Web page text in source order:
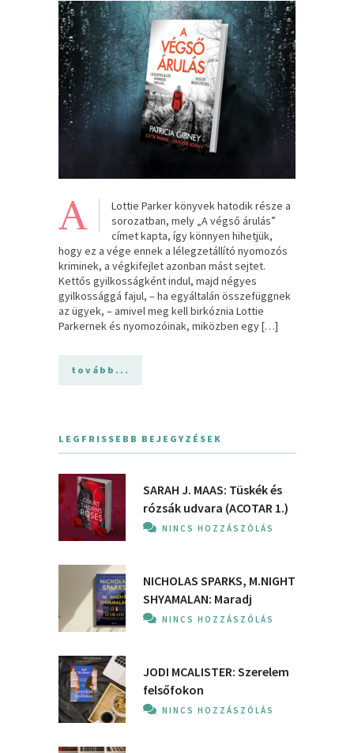
A
Lottie Parker könyvek hatodik része a
sorozatban, mely „A végső árulás”
címet kapta, így könnyen hihetjük,
hogy ez a vége ennek a lélegzetállító nyomozós
kriminek, a végkifejlet azonban mást sejtet.
Kettős gyilkosságként indul, majd négyes
gyilkossággá fajul, – ha egyáltalán összefüggnek
az ügyek, – amivel meg kell birkóznia Lottie
Parkernek és nyomozóinak, miközben egy […]
tovább...
LEGFRISSEBB BEJEGYZÉSEK
SARAH J. MAAS: Tüskék és
rózsák udvara (ACOTAR 1.)
NINCS HOZZÁSZÓLÁS
NICHOLAS SPARKS, M.NIGHT
SHYAMALAN: Maradj
NINCS HOZZÁSZÓLÁS
JODI MCALISTER: Szerelem
felsőfokon
NINCS HOZZÁSZÓLÁS